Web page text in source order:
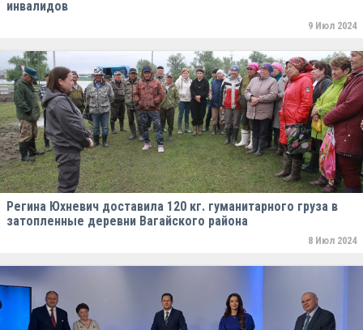
инвалидов
9 Июл 2024
Регина Юхневич доставила 120 кг. гуманитарного груза в
затопленные деревни Вагайского района
8 Июл 2024